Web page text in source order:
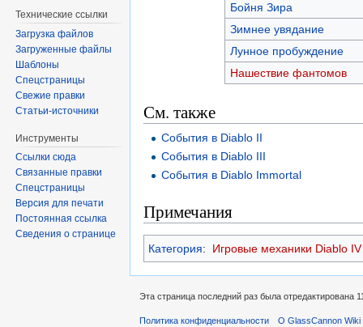
Бойня Зира
Зимнее увядание
Лунное пробуждение
Нашествие фантомов
См. также
События в Diablo II
События в Diablo III
События в Diablo Immortal
Примечания
Категория: Игровые механики Diablo IV
Технические ссылки
Загрузка файлов
Загруженные файлы
Шаблоны
Спецстраницы
Свежие правки
Статьи-источники
Инструменты
Ссылки сюда
Связанные правки
Спецстраницы
Версия для печати
Постоянная ссылка
Сведения о странице
Эта страница последний раз была отредактирована
Политика конфиденциальности О GlassCannon Wiki